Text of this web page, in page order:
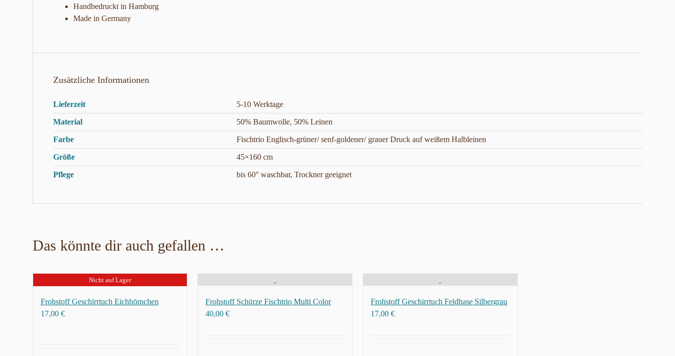
Handbedruckt in Hamburg
Made in Germany
Zusätzliche Informationen
Lieferzeit 5-10 Werktage
Material 50% Baumwolle, 50% Leinen
Farbe Fischtrio Englisch-grüner/ senf-goldener/ grauer Druck auf weißem Halbleinen
Größe 45×160 cm
Pflege bis 60° waschbar, Trockner geeignet
Das könnte dir auch gefallen …
Nicht auf Lager
Frohstoff Geschirrtuch Eichhörnchen
17,00 €
Frohstoff Schürze Fischtrio Multi Color
40,00€
Frohstoff Geschirrtuch Feldhase Silbergrau
17,00 €